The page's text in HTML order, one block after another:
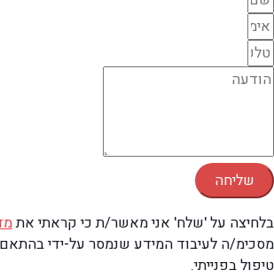
שליחה
בלחיצה על 'שלח' אני מאשר/ת כי קראתי את
מסכימ/ה לעיבוד המידע שנמסר על-ידי בהתאם
טיפול בפנייתי.